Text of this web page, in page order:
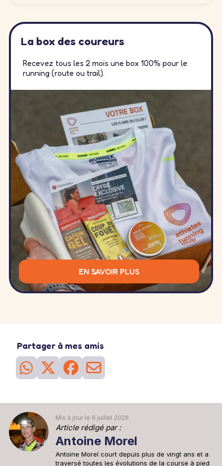
La box des coureurs
Recevez tous les 2 mois une box 100% pour le
running (route ou trail).
EN SAVOIR PLUS
Partager à mes amis
Mis à jour le 6 juillet 2026
Article rédigé par :
Antoine Morel
Antoine Morel court depuis plus de vingt ans et a
traversé toutes les évolutions de la course à pied